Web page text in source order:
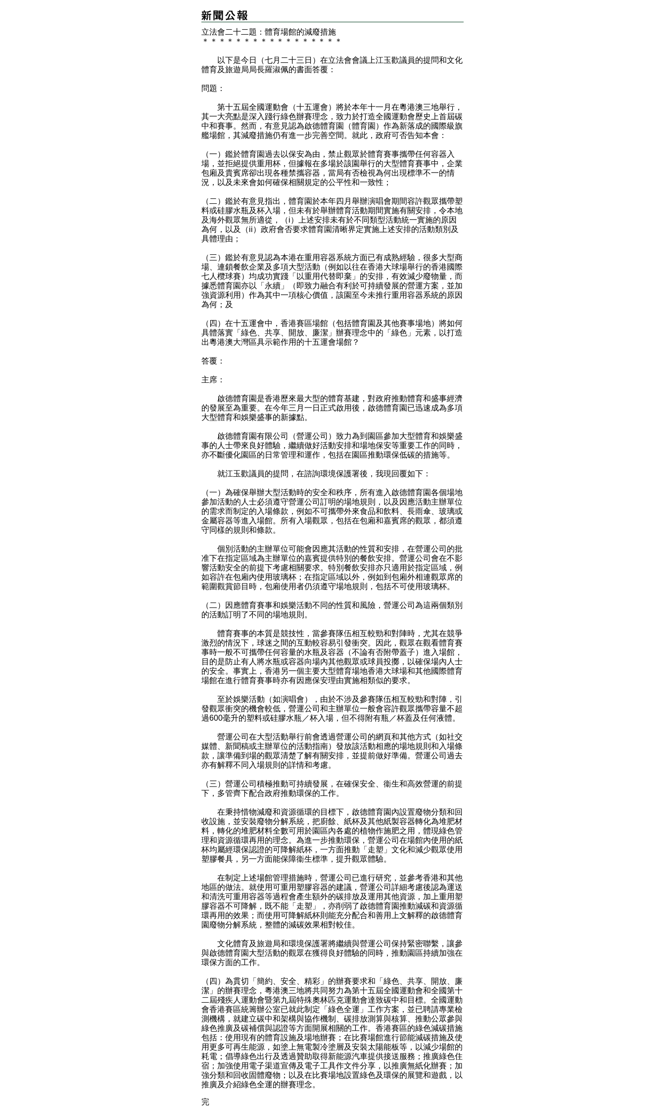
立法會二十二題：體育場館的減廢措施
＊
＊ ＊ ＊ ＊ ＊ ＊ ＊ ＊ ＊ ＊ ＊ ＊ ＊ ＊ ＊ ＊
以下是今日（七月二十三日）在立法會會議上江玉歡議員的提問和文化
體育及旅遊局局長羅淑佩的書面答覆：
問題：
第十五屆全國運動會（十五運會）將於本年十一月在粵港澳三地舉行，
其一大亮點是深入踐行綠色辦賽理念，致力於打造全國運動會歷史上首屆碳
中和賽事。然而，有意見認為啟德體育園（體育園）作為新落成的國際級旗
艦場館，其減廢措施仍有進一步完善空間。就此，政府可否告知本會：
（一）鑑於體育園過去以保安為由，禁止觀眾於體育賽事攜帶任何容器入
場，並拒絕提供重用杯，但據報在多場於該園舉行的大型體育賽事中，企業
包廂及貴賓席卻出現各種禁攜容器，當局有否檢視為何出現標準不一的情
況，以及未來會如何確保相關規定的公平性和一致性；
（二）鑑於有意見指出，體育園於本年四月舉辦演唱會期間容許觀眾攜帶塑
料或硅膠水瓶及杯入場，但未有於舉辦體育活動期間實施有關安排，令本地
及海外觀眾無所適從，（i）上述安排未有於不同類型活動統一實施的原因
為何，以及（ii）政府會否要求體育園清晰界定實施上述安排的活動類別及
具體理由；
（三）鑑於有意見認為本港在重用容器系統方面已有成熟經驗，很多大型商
場、連鎖餐飲企業及多項大型活動（例如以往在香港大球場舉行的香港國際
七人欖球賽）均成功實踐「以重用代替即棄」的安排，有效減少廢物量，而
據悉體育園亦以「永續」（即致力融合有利於可持續發展的營運方案，並加
強資源利用）作為其中一項核心價值，該園至今未推行重用容器系統的原因
為何；及
（四）在十五運會中，香港賽區場館（包括體育園及其他賽事場地）將如何
具體落實「綠色、共享、開放、廉潔」辦賽理念中的「綠色」元素，以打造
出粵港澳大灣區具示範作用的十五運會場館？
答覆：
主席：
啟德體育園是香港歷來最大型的體育基建，對政府推動體育和盛事經濟
的發展至為重要。在今年三月一日正式啟用後，啟德體育園已迅速成為多項
大型體育和娛樂盛事的新據點。
啟德體育園有限公司（營運公司）致力為到園區參加大型體育和娛樂盛
事的人士帶來良好體驗，繼續做好活動安排和場地保安等重要工作的同時，
亦不斷優化園區的日常管理和運作，包括在園區推動環保低碳的措施等。
就江玉歡議員的提問，在諮詢環境保護署後，我現回覆如下：
（一）為確保舉辦大型活動時的安全和秩序，所有進入啟德體育園各個場地
參加活動的人士必須遵守營運公司訂明的場地規則，以及因應活動主辦單位
的需求而制定的入場條款，例如不可攜帶外來食品和飲料、長雨傘、玻璃或
金屬容器等進入場館。所有入場觀眾，包括在包廂和嘉賓席的觀眾，都須遵
守同樣的規則和條款。
個別活動的主辦單位可能會因應其活動的性質和安排，在營運公司的批
准下在指定區域為主辦單位的嘉賓提供特別的餐飲安排。營運公司會在不影
響活動安全的前提下考慮相關要求。特別餐飲安排亦只適用於指定區域，例
如容許在包廂內使用玻璃杯；在指定區域以外，例如到包廂外相連觀眾席的
範圍觀賞節目時，包廂使用者仍須遵守場地規則，包括不可使用玻璃杯。
（二）因應體育賽事和娛樂活動不同的性質和風險，營運公司為這兩個類別
的活動訂明了不同的場地規則。
體育賽事的本質是競技性，當參賽隊伍相互較勁和對陣時，尤其在競爭
激烈的情況下，球迷之間的互動較容易引發衝突。因此，觀眾在觀看體育賽
事時一般不可攜帶任何容量的水瓶及容器（不論有否附帶蓋子）進入場館，
目的是防止有人將水瓶或容器向場內其他觀眾或球員投擲，以確保場內人士
的安全。事實上，香港另一個主要大型體育場地香港大球場和其他國際體育
場館在進行體育賽事時亦有因應保安理由實施相類似的要求。
至於娛樂活動（如演唱會），由於不涉及參賽隊伍相互較勁和對陣，引
發觀眾衝突的機會較低，營運公司和主辦單位一般會容許觀眾攜帶容量不超
過600毫升的塑料或硅膠水瓶／杯入場，但不得附有瓶／杯蓋及任何液體。
營運公司在大型活動舉行前會透過營運公司的網頁和其他方式（如社交
媒體、新聞稿或主辦單位的活動指南）發放該活動相應的場地規則和入場條
款，讓準備到場的觀眾清楚了解有關安排，並提前做好準備。營運公司過去
亦有解釋不同入場規則的詳情和考慮。
（三）營運公司積極推動可持續發展，在確保安全、衞生和高效營運的前提
下，多管齊下配合政府推動環保的工作。
在秉持惜物減廢和資源循環的目標下，啟德體育園內設置廢物分類和回
收設施，並安裝廢物分解系統，把廚餘、紙杯及其他紙製容器轉化為堆肥材
料，轉化的堆肥材料全數可用於園區內各處的植物作施肥之用，體現綠色管
理和資源循環再用的理念。為進一步推動環保，營運公司在場館內使用的紙
杯均屬經環保認證的可降解紙杯，一方面推動「走塑」文化和減少觀眾使用
塑膠餐具，另一方面能保障衞生標準，提升觀眾體驗。
在制定上述場館管理措施時，營運公司已進行研究，並參考香港和其他
地區的做法。就使用可重用塑膠容器的建議，營運公司詳細考慮後認為運送
和清洗可重用容器等過程會產生額外的碳排放及運用其他資源，加上重用塑
膠容器不可降解，既不能「走塑」，亦削弱了啟德體育園推動減碳和資源循
環再用的效果；而使用可降解紙杯則能充分配合和善用上文解釋的啟德體育
園廢物分解系統，整體的減碳效果相對較佳。
文化體育及旅遊局和環境保護署將繼續與營運公司保持緊密聯繫，讓參
與啟德體育園大型活動的觀眾在獲得良好體驗的同時，推動園區持續加強在
環保方面的工作。
（四）為貫切「簡約、安全、精彩」的辦賽要求和「綠色、共享、開放、廉
潔」的辦賽理念，粵港澳三地將共同努力為第十五屆全國運動會和全國第十
二屆殘疾人運動會暨第九屆特殊奧林匹克運動會達致碳中和目標。全國運動
會香港賽區統籌辦公室已就此制定「綠色全運」工作方案，並已聘請專業檢
測機構，就建立碳中和架構與協作機制、碳排放測算與核算、推動公眾參與
綠色推廣及碳補償與認證等方面開展相關的工作。香港賽區的綠色減碳措施
包括：使用現有的體育設施及場地辦賽；在比賽場館進行節能減碳措施及使
用更多可再生能源，如塗上無電製冷塗層及安裝太陽能板等，以減少場館的
耗電；倡導綠色出行及透過贊助取得新能源汽車提供接送服務；推廣綠色住
宿；加強使用電子渠道宣傳及電子工具作文件分享，以推廣無紙化辦賽；加
強分類和回收固體廢物；以及在比賽場地設置綠色及環保的展覽和遊戲，以
推廣及介紹綠色全運的辦賽理念。
完